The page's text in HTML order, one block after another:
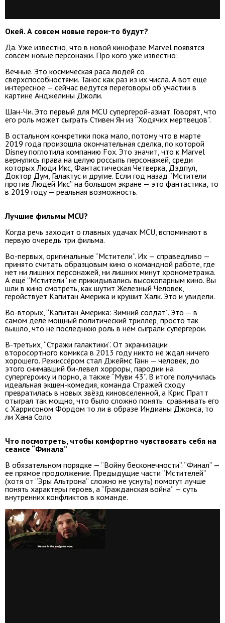
Окей. А совсем новые герои-то будут?
Да. Уже известно, что в новой кинофазе Marvel появятся
совсем новые персонажи. Про кого уже известно:
Вечные. Это космическая раса людей со
сверхспособностями. Танос как раз из их числа. А вот еще
интересное — сейчас ведутся переговоры об участии в
картине Анджелины Джоли.
Шан-Чи. Это первый для MCU супергерой-азиат. Говорят, что
его роль может сыграть Стивен Ян из “Ходячих мертвецов”.
В остальном конкретики пока мало, потому что в марте
2019 года произошла окончательная сделка, по которой
Disney поглотила компанию Fox. Это значит, что к Marvel
вернулись права на целую россыпь персонажей, среди
которых Люди Икс, Фантастическая Четверка, Дэдпул,
Доктор Дум, Галактус и другие. Если год назад “Мстители
против Людей Икс” на большом экране — это фантастика, то
в 2019 году — реальная возможность.
Лучшие фильмы MCU?
Когда речь заходит о главных удачах MCU, вспоминают в
первую очередь три фильма.
Во-первых, оригинальные “Мстители”. Их — справедливо —
принято считать образцовым кино о командной работе, где
нет ни лишних персонажей, ни лишних минут хронометража.
А ещё “Мстители” не прикидывались высокопарным кино. Вы
шли в кино смотреть, как шутит Железный Человек,
геройствует Капитан Америка и крушит Халк. Это и увидели.
Во-вторых, “Капитан Америка: Зимний солдат”. Это — в
самом деле мощный политический триллер, просто так
вышло, что не последнюю роль в нём сыграли супергерои.
В-третьих, “Стражи галактики”. От экранизации
второсортного комикса в 2013 году никто не ждал ничего
хорошего. Режиссёром стал Джеймс Ганн — человек, до
этого снимавший би-левел хорроры, пародии на
супергероику и порно, а также “Муви 43”. В итоге получилась
идеальная экшен-комедия, команда Стражей сходу
превратилась в новых звёзд киновселенной, а Крис Пратт
отыграл так мощно, что было сложно понять: сравнивать его
с Харрисоном Фордом то ли в образе Индианы Джонса, то
ли Хана Соло.
Что посмотреть, чтобы комфортно чувствовать себя на
сеансе “Финала”
В обязательном порядке — “Войну бесконечности”. “Финал” —
ее прямое продолжение. Предыдущие части “Мстителей”
(хотя от “Эры Альтрона” сложно не уснуть) помогут лучше
понять характеры героев, а “Гражданская война” — суть
внутренних конфликтов в команде.